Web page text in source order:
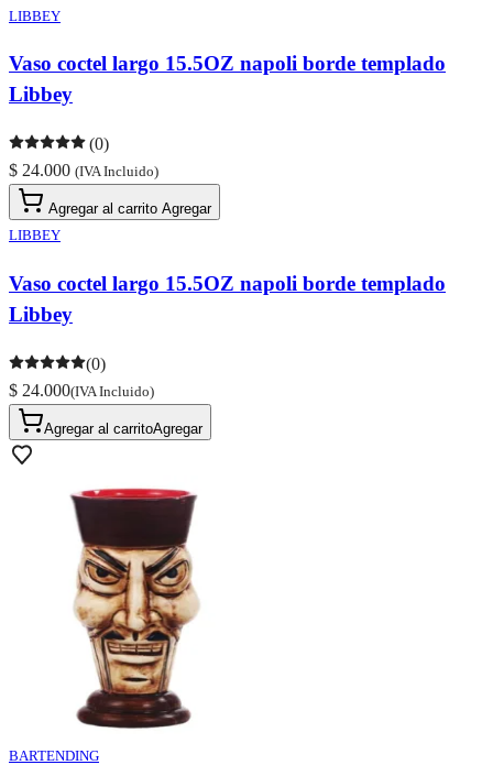
LIBBEY
Vaso coctel largo 15.5OZ napoli borde templado
Libbey
(0)
$ 24.000 (IVA Incluido)
Agregar al carrito Agregar
LIBBEY
Vaso coctel largo 15.5OZ napoli borde templado
Libbey
(0)
$ 24.000(IVA Incluido)
Agregar al carritoAgregar
BARTENDING